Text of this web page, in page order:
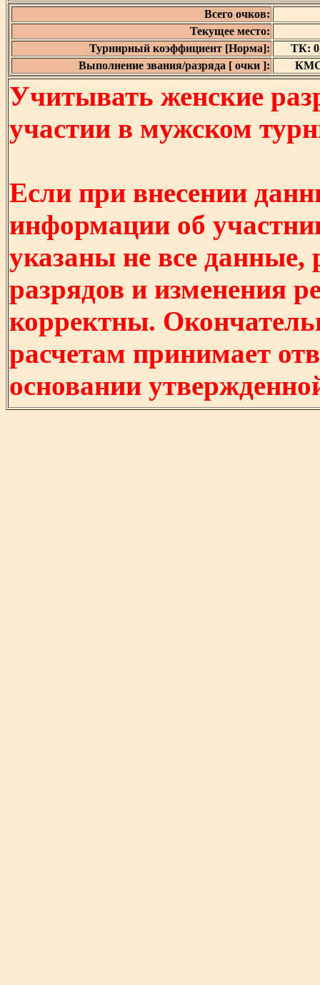
Всего очков:
Текущее место:
Турнирный коэффициент [Норма]:
ТК:
Выполнение звания/разряда [ очки ]:
КМС
Учитывать женские
участии в мужском
Если при внесении
информации об
указаны не все
разрядов и изменения
корректны.
расчетам принимает
основании